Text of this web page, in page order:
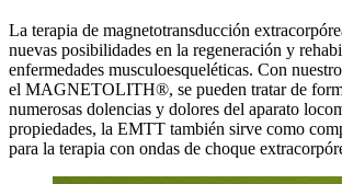
La terapia de magnetotransducción
nuevas posibilidades en la regeneración y
enfermedades musculoesqueléticas. Con
el MAGNETOLITH®, se pueden tratar de
numerosas dolencias y dolores del aparato
propiedades, la EMTT también sirve como
para la terapia con ondas de choque